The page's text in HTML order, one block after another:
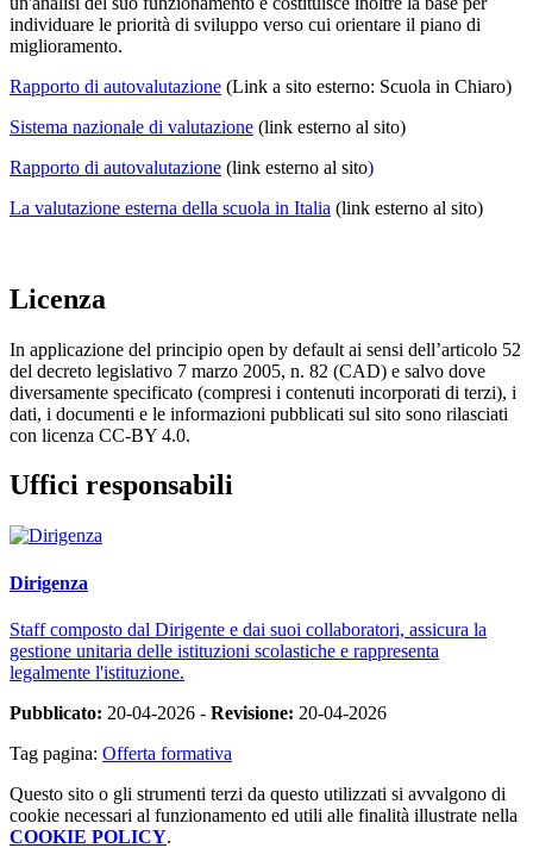
individuare le priorità di sviluppo verso cui orientare il piano di
miglioramento.
Rapporto di autovalutazione (Link a sito esterno: Scuola in Chiaro)
Sistema nazionale di valutazione (link esterno al sito)
Rapporto di autovalutazione (link esterno al sito)
La valutazione esterna della scuola in Italia (link esterno al sito)
Licenza
In applicazione del principio open by default ai sensi dell’articolo 52
del decreto legislativo 7 marzo 2005, n. 82 (CAD) e salvo dove
diversamente specificato (compresi i contenuti incorporati di terzi), i
dati, i documenti e le informazioni pubblicati sul sito sono rilasciati
con licenza CC-BY 4.0.
Uffici responsabili
Dirigenza
Staff composto dal Dirigente e dai suoi collaboratori, assicura la
gestione unitaria delle istituzioni scolastiche e rappresenta
legalmente l'istituzione.
Pubblicato: 20-04-2026 - Revisione: 20-04-2026
Tag pagina: Offerta formativa
Questo sito o gli strumenti terzi da questo utilizzati si avvalgono di
cookie necessari al funzionamento ed utili alle finalità illustrate nella
COOKIE POLICY.